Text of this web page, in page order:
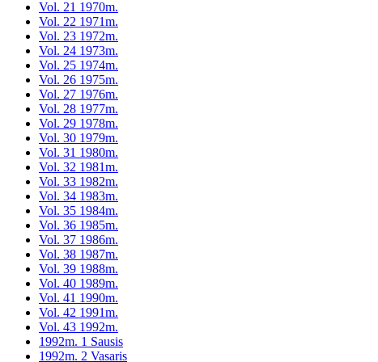
Vol. 21 1970m.
Vol. 22 1971m.
Vol. 23 1972m.
Vol. 24 1973m.
Vol. 25 1974m.
Vol. 26 1975m.
Vol. 27 1976m.
Vol. 28 1977m.
Vol. 29 1978m.
Vol. 30 1979m.
Vol. 31 1980m.
Vol. 32 1981m.
Vol. 33 1982m.
Vol. 34 1983m.
Vol. 35 1984m.
Vol. 36 1985m.
Vol. 37 1986m.
Vol. 38 1987m.
Vol. 39 1988m.
Vol. 40 1989m.
Vol. 41 1990m.
Vol. 42 1991m.
Vol. 43 1992m.
1992m. 1 Sausis
1992m. 2 Vasaris